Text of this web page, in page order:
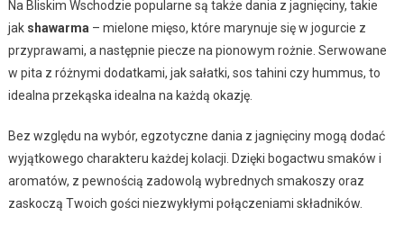
Na Bliskim Wschodzie popularne są także dania z jagnięciny, takie
jak shawarma – mielone mięso, które marynuje się w jogurcie z
przyprawami, a następnie piecze na pionowym rożnie. Serwowane
w pita z różnymi dodatkami, jak sałatki, sos tahini czy hummus, to
idealna przekąska idealna na każdą okazję.
Bez względu na wybór, egzotyczne dania z jagnięciny mogą dodać
wyjątkowego charakteru każdej kolacji. Dzięki bogactwu smaków i
aromatów, z pewnością zadowolą wybrednych smakoszy oraz
zaskoczą Twoich gości niezwykłymi połączeniami składników.